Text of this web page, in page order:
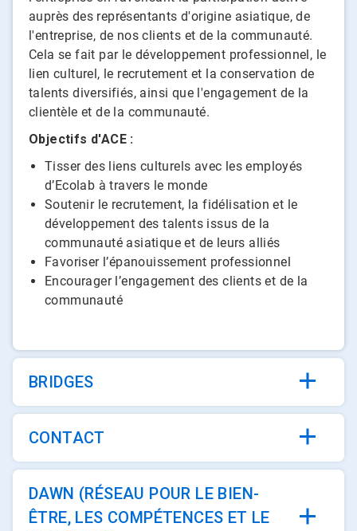
auprès des représentants d'origine asiatique, de
l'entreprise, de nos clients et de la communauté.
Cela se fait par le développement professionnel, le
lien culturel, le recrutement et la conservation de
talents diversifiés, ainsi que l'engagement de la
clientèle et de la communauté.
Objectifs d'ACE :
Tisser des liens culturels avec les employés
d’Ecolab à travers le monde
Soutenir le recrutement, la fidélisation et le
développement des talents issus de la
communauté asiatique et de leurs alliés
Favoriser l’épanouissement professionnel
Encourager l’engagement des clients et de la
communauté
BRIDGES
CONTACT
DAWN (RÉSEAU POUR LE BIEN-
ÊTRE, LES COMPÉTENCES ET LE